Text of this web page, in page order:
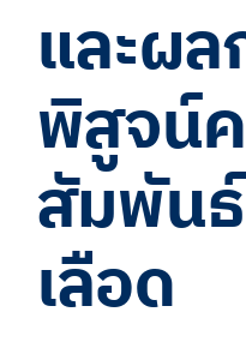
และผ
พิสูจน์
สัมพัน
เลือด